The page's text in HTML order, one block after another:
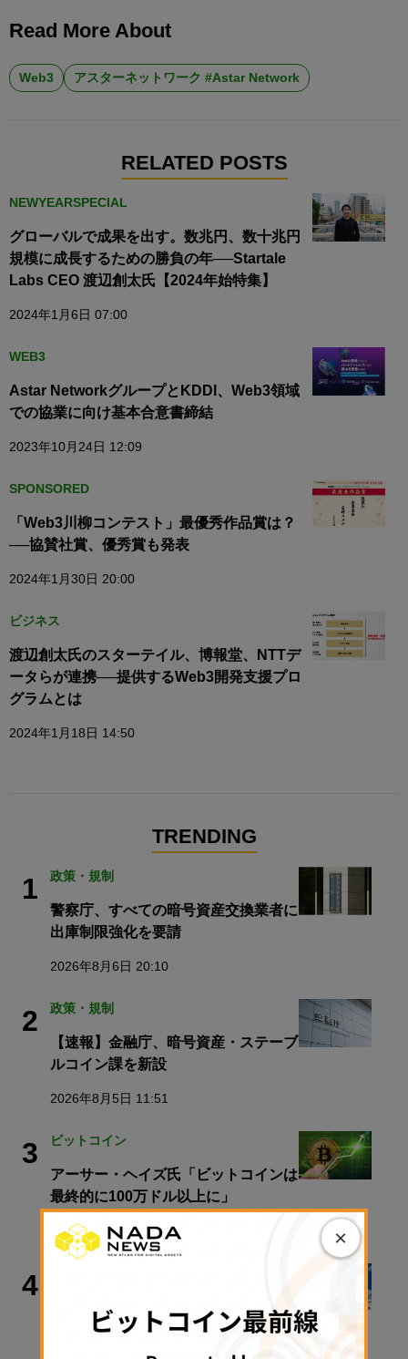
Read More About
Web3 アスターネットワーク #Astar Network
RELATED POSTS
NEWYEARSPECIAL
グローバルで成果を出す。数兆円、数十兆円
規模に成長するための勝負の年──Startale
Labs CEO 渡辺創太氏【2024年始特集】
2024年1月6日 07:00
WEB3
Astar NetworkグループとKDDI、Web3領域
での協業に向け基本合意書締結
2023年10月24日 12:09
SPONSORED
「Web3川柳コンテスト」最優秀作品賞は？
──協賛社賞、優秀賞も発表
2024年1月30日 20:00
ビジネス
渡辺創太氏のスターテイル、博報堂、NTTデ
ータらが連携──提供するWeb3開発支援プロ
グラムとは
2024年1月18日 14:50
TRENDING
1 政策・規制
警察庁、すべての暗号資産交換業者に
出庫制限強化を要請
2026年8月6日 20:10
2 政策・規制
【速報】金融庁、暗号資産・ステーブ
ルコイン課を新設
2026年8月5日 11:51
3 ビットコイン
アーサー・ヘイズ氏「ビットコインは
最終的に100万ドル以上に」
2026年8月6日 08:45
4
ルミス上院議員、8月休会前のクラリ
ティ法案採決を強く求める
×